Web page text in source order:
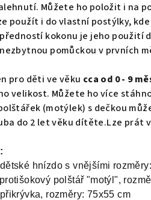
Můžete ho položit i na
použít i do vlastní postýlky,
kokonu je jeho použití
pomůckou v prvních
pro děti ve věku cca od 0 - 9
velikost. Můžete ho více
(motýlek) s dečkou
do 2 let věku dítěte.Lze prát
hnízdo s vnějšími
polštář "motýl",
rozměry: 75x55 cm